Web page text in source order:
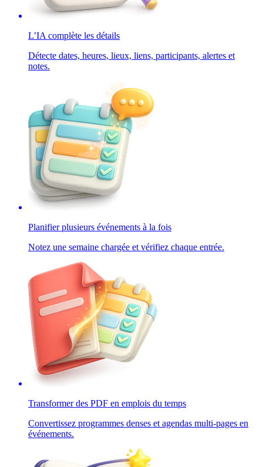
L’IA complète les détails
Détecte dates, heures, lieux, liens, participants, alertes et
notes.
Planifier plusieurs événements à la fois
Notez une semaine chargée et vérifiez chaque entrée.
Transformer des PDF en emplois du temps
Convertissez programmes denses et agendas multi-pages en
événements.